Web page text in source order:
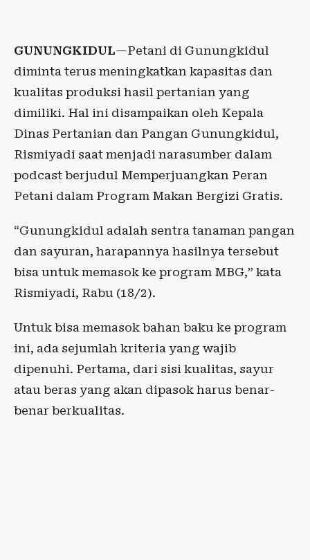
GUNUNGKIDUL—Petani di Gunungkidul
diminta terus meningkatkan kapasitas dan
kualitas produksi hasil pertanian yang
dimiliki. Hal ini disampaikan oleh Kepala
Dinas Pertanian dan Pangan Gunungkidul,
Rismiyadi saat menjadi narasumber dalam
podcast berjudul Memperjuangkan Peran
Petani dalam Program Makan Bergizi Gratis.
“Gunungkidul adalah sentra tanaman pangan
dan sayuran, harapannya hasilnya tersebut
bisa untuk memasok ke program MBG,” kata
Rismiyadi, Rabu (18/2).
Untuk bisa memasok bahan baku ke program
ini, ada sejumlah kriteria yang wajib
dipenuhi. Pertama, dari sisi kualitas, sayur
atau beras yang akan dipasok harus benar-
benar berkualitas.